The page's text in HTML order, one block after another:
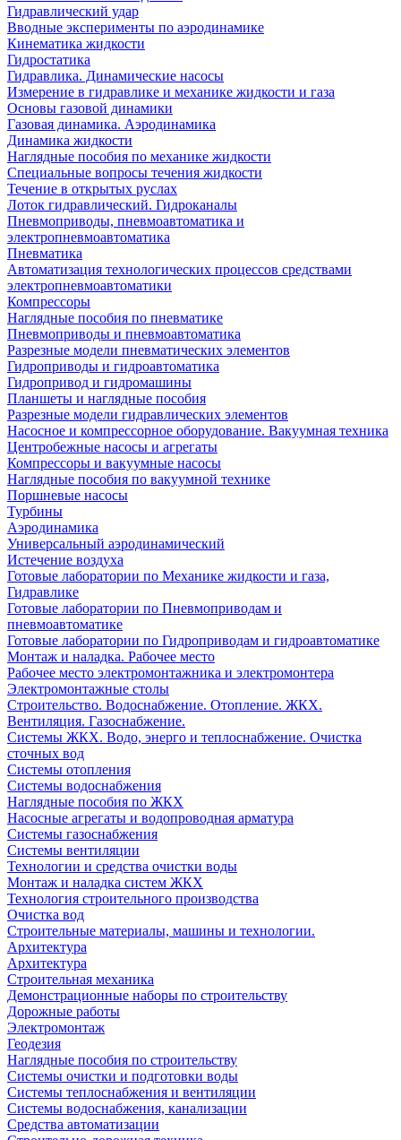
Гидравлический удар
Вводные эксперименты по аэродинамике
Кинематика жидкости
Гидростатика
Гидравлика. Динамические насосы
Измерение в гидравлике и механике жидкости и газа
Основы газовой динамики
Газовая динамика. Аэродинамика
Динамика жидкости
Наглядные пособия по механике жидкости
Специальные вопросы течения жидкости
Течение в открытых руслах
Лоток гидравлический. Гидроканалы
Пневмоприводы, пневмоавтоматика и
электропневмоавтоматика
Пневматика
Автоматизация технологических процессов средствами
электропневмоавтоматики
Компрессоры
Наглядные пособия по пневматике
Пневмоприводы и пневмоавтоматика
Разрезные модели пневматических элементов
Гидроприводы и гидроавтоматика
Гидропривод и гидромашины
Планшеты и наглядные пособия
Разрезные модели гидравлических элементов
Насосное и компрессорное оборудование. Вакуумная техника
Центробежные насосы и агрегаты
Компрессоры и вакуумные насосы
Наглядные пособия по вакуумной технике
Поршневые насосы
Турбины
Аэродинамика
Универсальный аэродинамический
Истечение воздуха
Готовые лаборатории по Механике жидкости и газа,
Гидравлике
Готовые лаборатории по Пневмоприводам и
пневмоавтоматике
Готовые лаборатории по Гидроприводам и гидроавтоматике
Монтаж и наладка. Рабочее место
Рабочее место электромонтажника и электромонтера
Электромонтажные столы
Строительство. Водоснабжение. Отопление. ЖКХ.
Вентиляция. Газоснабжение.
Системы ЖКХ. Водо, энерго и теплоснабжение. Очистка
сточных вод
Системы отопления
Системы водоснабжения
Наглядные пособия по ЖКХ
Насосные агрегаты и водопроводная арматура
Системы газоснабжения
Системы вентиляции
Технологии и средства очистки воды
Монтаж и наладка систем ЖКХ
Технология строительного производства
Очистка вод
Строительные материалы, машины и технологии.
Архитектура
Архитектура
Cтроительная механика
Демонстрационные наборы по строительству
Дорожные работы
Электромонтаж
Геодезия
Наглядные пособия по строительству
Системы очистки и подготовки воды
Системы теплоснабжения и вентиляции
Системы водоснабжения, канализации
Средства автоматизации